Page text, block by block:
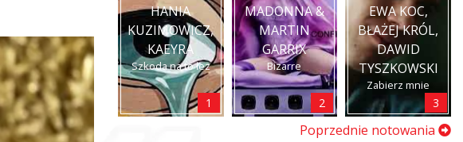
HANIA
KUZIMOWICZ,
KAEYRA
Szkoda na to łez
1
MADONNA &
MARTIN
GARRIX
Bizarre
2
EWA KOC,
BŁAŻEJ KRÓL,
DAWID
TYSZKOWSKI
Zabierz mnie
3
Poprzednie notowania